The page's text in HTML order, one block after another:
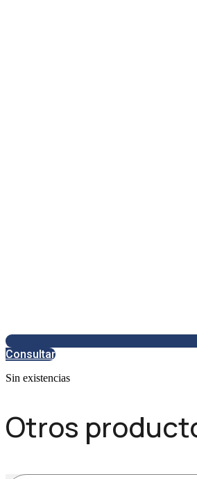
Consultar
Sin existencias
Otros